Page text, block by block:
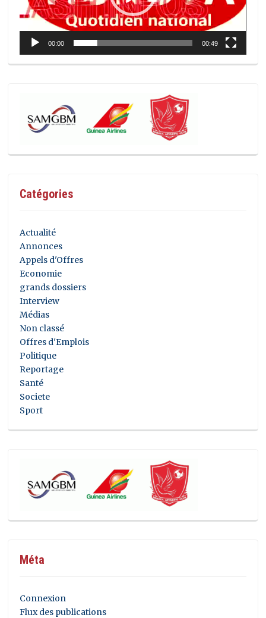
00:00 00:49
Catégories
Actualité
Annonces
Appels d'Offres
Economie
grands dossiers
Interview
Médias
Non classé
Offres d'Emplois
Politique
Reportage
Santé
Societe
Sport
Méta
Connexion
Flux des publications